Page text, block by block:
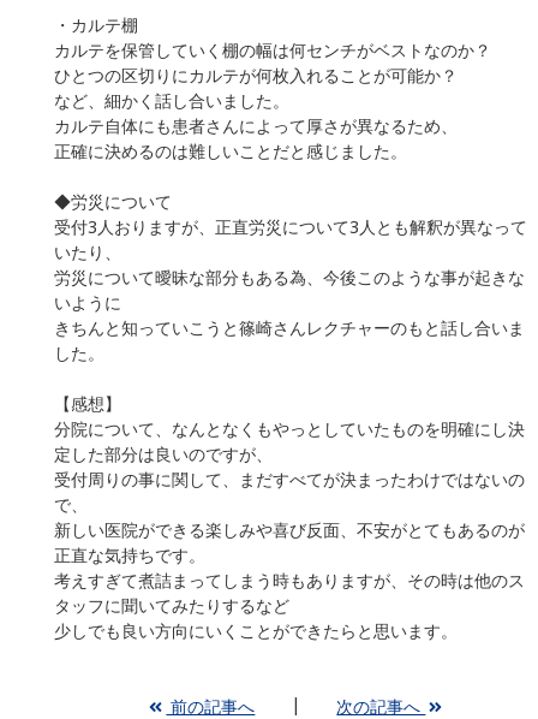
・カルテ棚
カルテを保管していく棚の幅は何センチがベストなのか？
ひとつの区切りにカルテが何枚入れることが可能か？
など、細かく話し合いました。
カルテ自体にも患者さんによって厚さが異なるため、
正確に決めるのは難しいことだと感じました。
◆労災について
受付3人おりますが、正直労災について3人とも解釈が異なって
いたり、
労災について曖昧な部分もある為、今後このような事が起きな
いように
きちんと知っていこうと篠崎さんレクチャーのもと話し合いま
した。
【感想】
分院について、なんとなくもやっとしていたものを明確にし決
定した部分は良いのですが、
受付周りの事に関して、まだすべてが決まったわけではないの
で、
新しい医院ができる楽しみや喜び反面、不安がとてもあるのが
正直な気持ちです。
考えすぎて煮詰まってしまう時もありますが、その時は他のス
タッフに聞いてみたりするなど
少しでも良い方向にいくことができたらと思います。
前の記事へ 次の記事へ